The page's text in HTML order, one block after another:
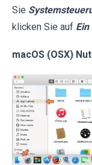
Sie
klicken Sie auf
macOS (OSX)